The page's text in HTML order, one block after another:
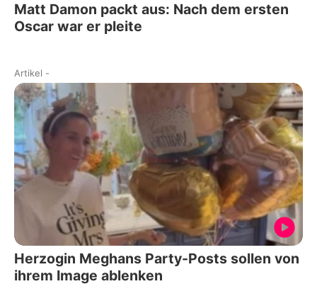
Matt Damon packt aus: Nach dem ersten
Oscar war er pleite
Artikel -
Herzogin Meghans Party-Posts sollen von
ihrem Image ablenken